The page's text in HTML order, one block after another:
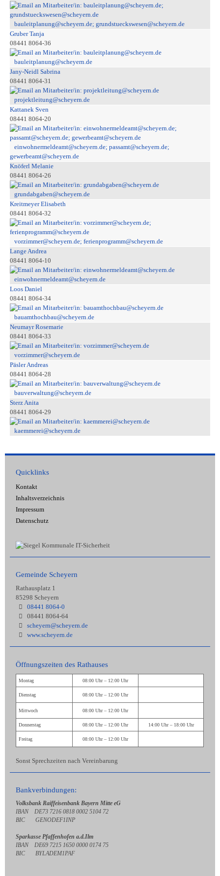
bauleitplanung@scheyern.de; grundstueckswesen@scheyern.de
Gruber Tanja
08441 8064-36
bauleitplanung@scheyern.de
Jany-Neidl Sabrina
08441 8064-31
projektleitung@scheyern.de
Kattanek Sven
08441 8064-20
einwohnermeldeamt@scheyern.de; passamt@scheyern.de;
gewerbeamt@scheyern.de
Knöferl Melanie
08441 8064-26
grundabgaben@scheyern.de
Kreitmeyer Elisabeth
08441 8064-32
vorzimmer@scheyern.de; ferienprogramm@scheyern.de
Lange Andrea
08441 8064-10
einwohnermeldeamt@scheyern.de
Loos Daniel
08441 8064-34
bauamthochbau@scheyern.de
Neumayr Rosemarie
08441 8064-33
vorzimmer@scheyern.de
Päsler Andreas
08441 8064-28
bauverwaltung@scheyern.de
Sterz Anita
08441 8064-29
kaemmerei@scheyern.de
Quicklinks
Kontakt
Inhaltsverzeichnis
Impressum
Datenschutz
Gemeinde Scheyern
Rathausplatz 1
85298 Scheyern
08441 8064-0
08441 8064-64
scheyern@scheyern.de
www.scheyern.de
Öffnungszeiten des Rathauses
Montag 08:00 Uhr – 12:00 Uhr
Dienstag 08:00 Uhr – 12:00 Uhr
Mittwoch 08:00 Uhr – 12:00 Uhr
Donnerstag 08:00 Uhr – 12:00 Uhr 14:00 Uhr – 18:00 Uhr
Freitag 08:00 Uhr – 12:00 Uhr
Sonst Sprechzeiten nach Vereinbarung
Bankverbindungen:
Volksbank Raiffeisenbank Bayern Mitte eG
IBAN DE73 7216 0818 0002 5104 72
BIC GENODEF1INP
Sparkasse Pfaffenhofen a.d.Ilm
IBAN DE69 7215 1650 0000 0174 75
BIC BYLADEM1PAF